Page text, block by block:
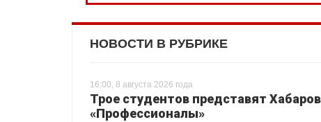
НОВОСТИ В РУБРИКЕ
16:00, 8 августа 2026 года
Трое студентов представят
«Профессионалы»